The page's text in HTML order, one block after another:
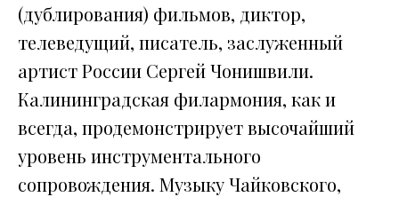
(дублирования) фильмов, диктор,
телеведущий, писатель, заслуженный
артист России Сергей Чонишвили.
Калининградская филармония, как и
всегда, продемонстрирует высочайший
уровень инструментального
сопровождения. Музыку Чайковского,